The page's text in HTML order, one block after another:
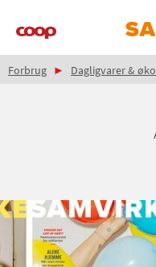
Main
Brødkrumme
Forbrug Dagligvarer &